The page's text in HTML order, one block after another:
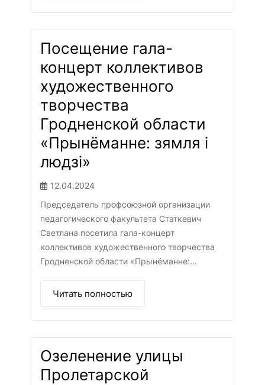
Посещение гала-
концерт коллективов
художественного
творчества
Гродненской области
«Прынёманне: зямля і
людзі»
12.04.2024
Председатель профсоюзной организации
педагогического факультета Статкевич
Светлана посетила гала-концерт
коллективов художественного творчества
Гродненской области «Прынёманне:…
Читать полностью
Озеленение улицы
Пролетарской